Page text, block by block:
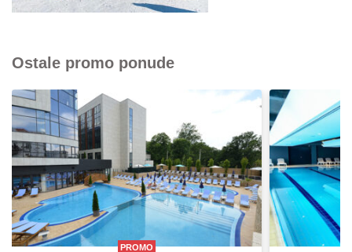
Ostale promo ponude
PROMO